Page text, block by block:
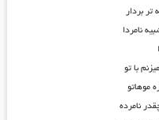
بردار
نامردا
با تو
موهاتو
نامرده